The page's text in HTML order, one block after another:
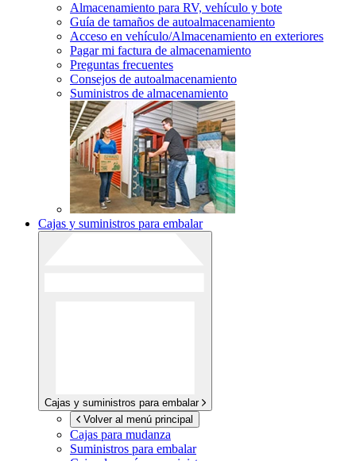
Almacenamiento para RV, vehículo y bote
Guía de tamaños de autoalmacenamiento
Acceso en vehículo/Almacenamiento en exteriores
Pagar mi factura de almacenamiento
Preguntas frecuentes
Consejos de autoalmacenamiento
Suministros de almacenamiento
Cajas y suministros para embalar
Cajas y suministros para embalar
Volver al menú principal
Cajas para mudanza
Suministros para embalar